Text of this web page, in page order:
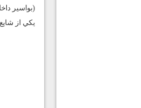
(بواسير
يكي از